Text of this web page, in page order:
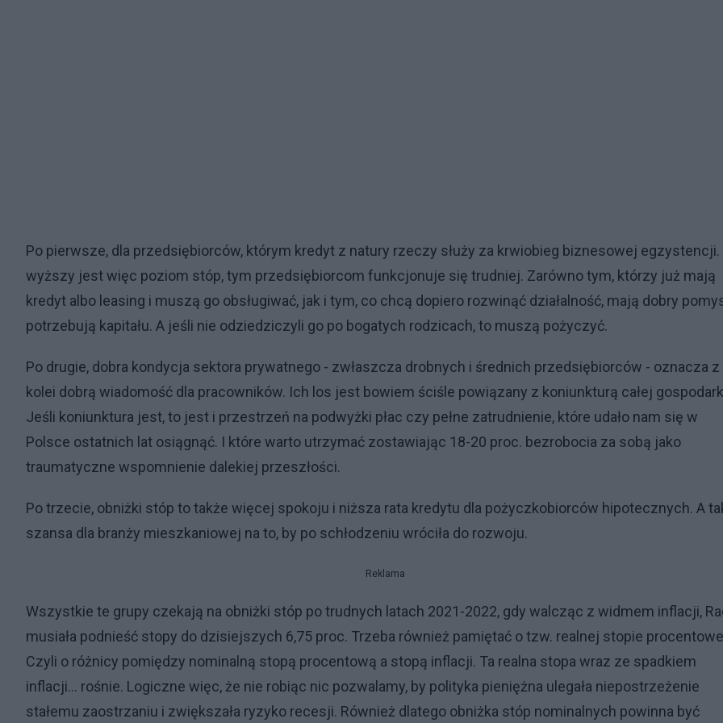
Po pierwsze, dla przedsiębiorców, którym kredyt z natury rzeczy służy za krwiobieg biznesowej egzystencji.
wyższy jest więc poziom stóp, tym przedsiębiorcom funkcjonuje się trudniej. Zarówno tym, którzy już mają
kredyt albo leasing i muszą go obsługiwać, jak i tym, co chcą dopiero rozwinąć działalność, mają dobry
potrzebują kapitału. A jeśli nie odziedziczyli go po bogatych rodzicach, to muszą pożyczyć.
Po drugie, dobra kondycja sektora prywatnego - zwłaszcza drobnych i średnich przedsiębiorców - oznacza z
kolei dobrą wiadomość dla pracowników. Ich los jest bowiem ściśle powiązany z koniunkturą całej
Jeśli koniunktura jest, to jest i przestrzeń na podwyżki płac czy pełne zatrudnienie, które udało nam się w
Polsce ostatnich lat osiągnąć. I które warto utrzymać zostawiając 18-20 proc. bezrobocia za sobą jako
traumatyczne wspomnienie dalekiej przeszłości.
Po trzecie, obniżki stóp to także więcej spokoju i niższa rata kredytu dla pożyczkobiorców hipotecznych. A
szansa dla branży mieszkaniowej na to, by po schłodzeniu wróciła do rozwoju.
Reklama
Wszystkie te grupy czekają na obniżki stóp po trudnych latach 2021-2022, gdy walcząc z widmem inflacji,
musiała podnieść stopy do dzisiejszych 6,75 proc. Trzeba również pamiętać o tzw. realnej stopie
Czyli o różnicy pomiędzy nominalną stopą procentową a stopą inflacji. Ta realna stopa wraz ze spadkiem
inflacji… rośnie. Logiczne więc, że nie robiąc nic pozwalamy, by polityka pieniężna ulegała niepostrzeżenie
stałemu zaostrzaniu i zwiększała ryzyko recesji. Również dlatego obniżka stóp nominalnych powinna być